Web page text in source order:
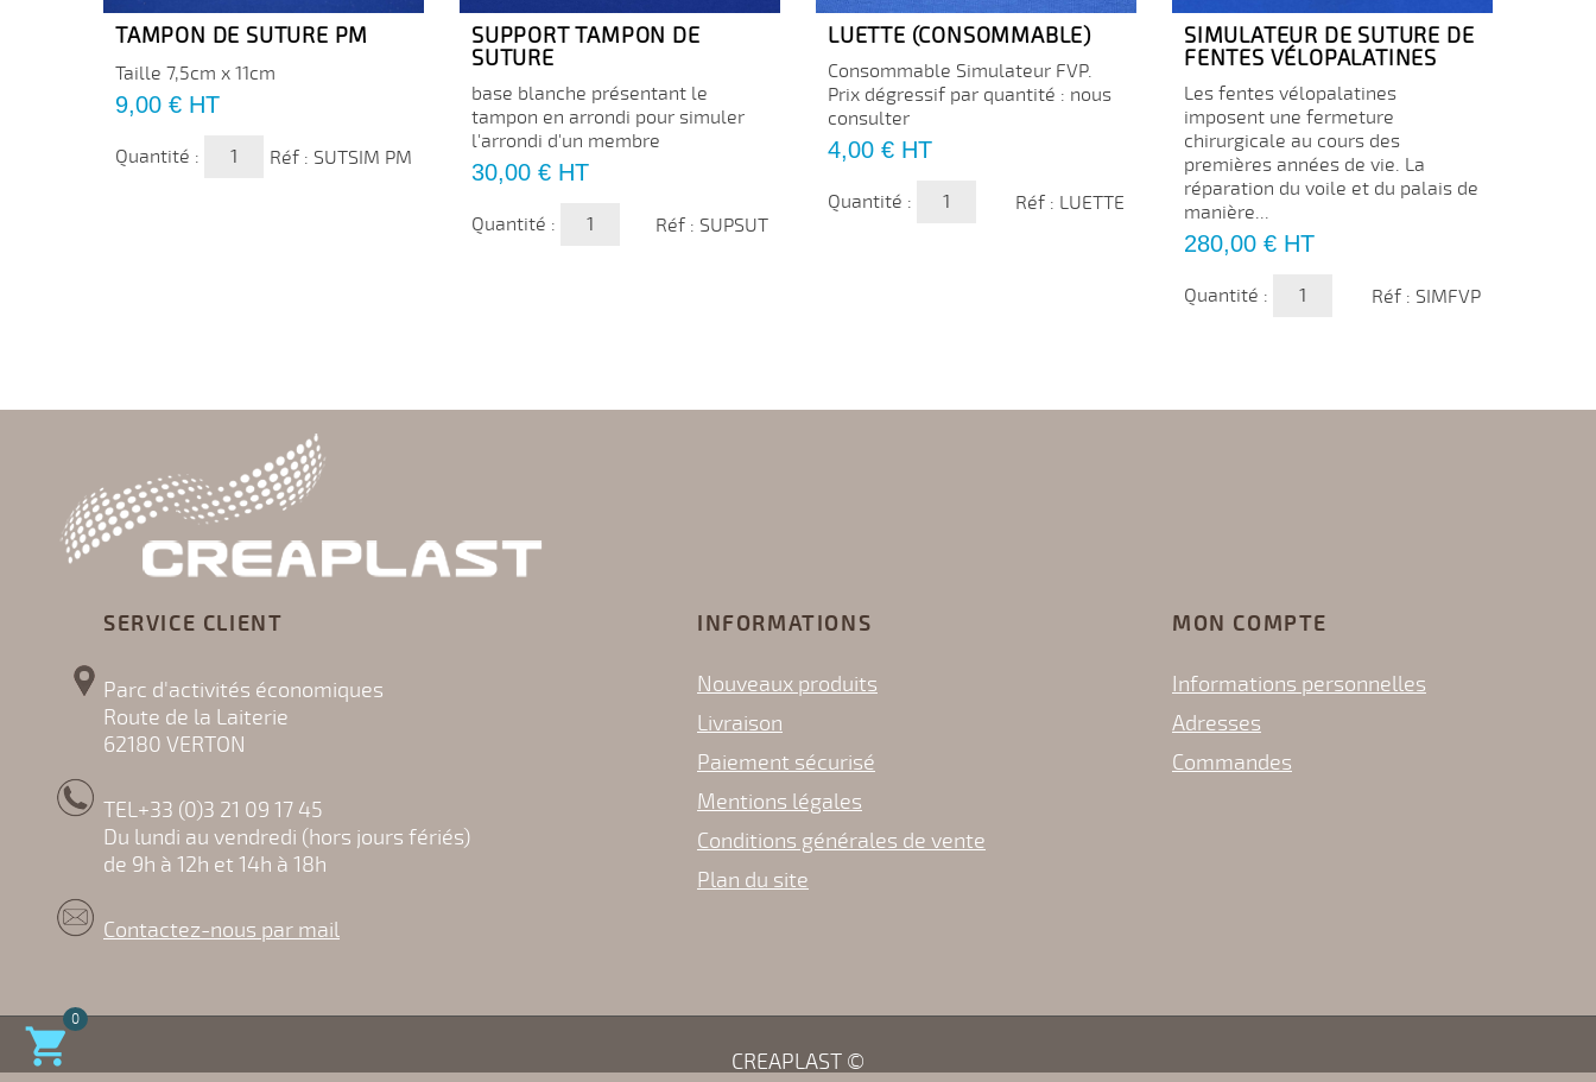
TAMPON DE SUTURE PM
Taille 7,5cm x 11cm
Prix
9,00 € HT
Quantité : Réf : SUTSIM PM
SUPPORT TAMPON DE
SUTURE
base blanche présentant le
tampon en arrondi pour simuler
l'arrondi d'un membre
Prix
30,00 € HT
Quantité : Réf : SUPSUT
LUETTE (CONSOMMABLE)
Consommable Simulateur FVP.
Prix dégressif par quantité : nous
consulter
Prix
4,00 € HT
Quantité : Réf : LUETTE
SIMULATEUR DE SUTURE DE
FENTES VÉLOPALATINES
Les fentes vélopalatines
imposent une fermeture
chirurgicale au cours des
premières années de vie. La
réparation du voile et du palais de
manière...
Prix
280,00 € HT
Quantité : Réf : SIMFVP
SERVICE CLIENT
Parc d'activités économiques
Route de la Laiterie
62180 VERTON
TEL+33 (0)3 21 09 17 45
Du lundi au vendredi (hors jours fériés)
de 9h à 12h et 14h à 18h
Contactez-nous par mail
INFORMATIONS
Nouveaux produits
Livraison
Paiement sécurisé
Mentions légales
Conditions générales de vente
Plan du site
MON COMPTE
Informations personnelles
Adresses
Commandes
CREAPLAST ©

0